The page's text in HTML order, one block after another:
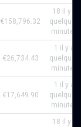
€158,796.32
18 il y a
quelques
minutes
€26,734.43
1 il y a
quelques
minutes
€17,649.90
1 il y a
quelques
minutes
18 il y a